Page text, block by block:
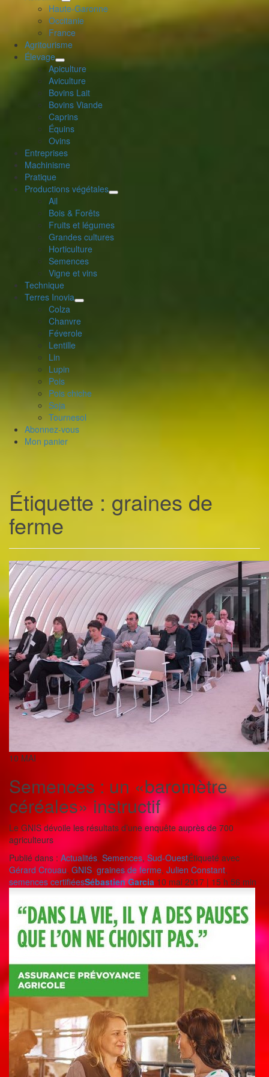
déplier
le
menu
enfant
Haute-Garonne
Occitanie
France
Agritourisme
Élevage
déplier
le
menu
enfant
Apiculture
Aviculture
Bovins Lait
Bovins Viande
Caprins
Équins
Ovins
Entreprises
Machinisme
Pratique
Productions végétales
déplier
menu
enfant
Ail
Bois & Forêts
Fruits et légumes
Grandes cultures
Horticulture
Semences
Vigne et vins
Technique
Terres Inovia
déplier
le
menu
Colza
Chanvre
Féverole
Lentille
Lin
Lupin
Pois
Pois chiche
Soja
Tournesol
Abonnez-vous
Mon panier
Étiquette : graines de
ferme
10 MAI
Semences : un «baromètre
céréales» instructif
Le GNIS dévoile les résultats d’une enquête auprès de 700
agriculteurs
Publié dans : Actualités, Semences, Sud-OuestÉtiqueté avec
Gérard Crouau, GNIS, graines de ferme, Julien Constant,
semences certifiéesSébastien Garcia 10 mai 2017 | 15 h 56 min